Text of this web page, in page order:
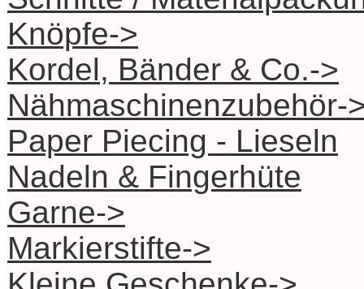
Knöpfe->
Kordel, Bänder & Co.->
Nähmaschinenzubehör-
Paper Piecing - Lieseln
Nadeln & Fingerhüte
Garne->
Markierstifte->